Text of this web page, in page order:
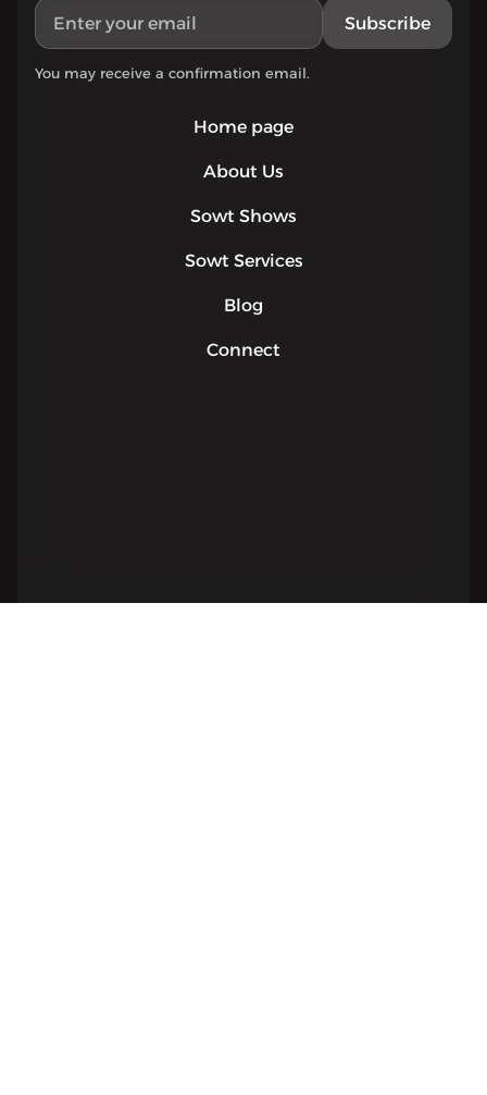
Home page
About Us
Sowt Shows
Sowt Services
Blog
Connect
Subscribe
You may receive a confirmation email.